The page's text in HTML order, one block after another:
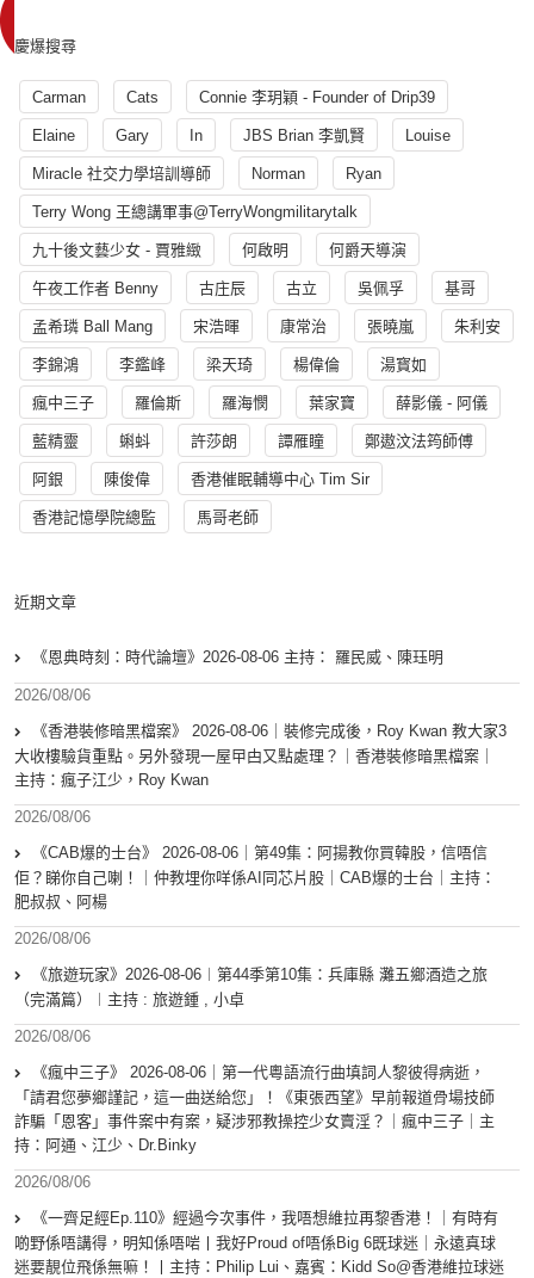
慶爆搜尋
Carman Cats Connie 李玥穎 - Founder of Drip39
Elaine Gary In JBS Brian 李凱賢 Louise
Miracle 社交力學培訓導師 Norman Ryan
Terry Wong 王總講軍事@TerryWongmilitarytalk
九十後文藝少女 - 賈雅緻 何啟明 何爵天導演
午夜工作者 Benny 古庄辰 古立 吳佩孚 基哥
孟希璘 Ball Mang 宋浩暉 康常治 張曉嵐 朱利安
李錦鴻 李鑑峰 梁天琦 楊偉倫 湯寳如
瘋中三子 羅倫斯 羅海憫 葉家寶 薛影儀 - 阿儀
藍精靈 蝌蚪 許莎朗 譚雁瞳 鄭遨汶法筠師傅
阿銀 陳俊偉 香港催眠輔導中心 Tim Sir
香港記憶學院總監 馬哥老師
近期文章
《恩典時刻：時代論壇》2026-08-06 主持： 羅民威、陳珏明
2026/08/06
《香港裝修暗黑檔案》 2026-08-06｜裝修完成後，Roy Kwan 教大家3
大收樓驗貨重點。另外發現一屋曱甴又點處理？｜香港裝修暗黑檔案｜
主持：瘋子江少，Roy Kwan
2026/08/06
《CAB爆的士台》 2026-08-06｜第49集：阿揚教你買韓股，信唔信
佢？睇你自己喇！｜仲教埋你咩係AI同芯片股｜CAB爆的士台｜主持：
肥叔叔、阿楊
2026/08/06
《旅遊玩家》2026-08-06︱第44季第10集：兵庫縣 灘五鄉酒造之旅
（完滿篇）︱主持 : 旅遊鍾 , 小卓
2026/08/06
《瘋中三子》 2026-08-06｜第一代粵語流行曲填詞人黎彼得病逝，
「請君您夢鄉謹記，這一曲送給您」！《東張西望》早前報道骨場技師
詐騙「恩客」事件案中有案，疑涉邪教操控少女賣淫？｜瘋中三子｜主
持：阿通、江少、Dr.Binky
2026/08/06
《一齊足經Ep.110》經過今次事件，我唔想維拉再黎香港！｜有時有
啲野係唔講得，明知係唔啱丨我好Proud of唔係Big 6既球迷｜永遠真球
迷要靚位飛係無嘛！丨主持：Philip Lui、嘉賓：Kidd So@香港維拉球迷